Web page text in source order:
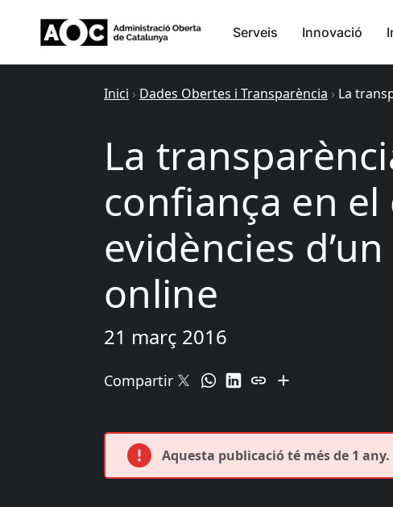
Serveis Innovació
Inici › Dades Obertes i Transparència › La
La
confiança en
evidències
online
21 març 2016
Compartir
Aquesta publicació té més de 1